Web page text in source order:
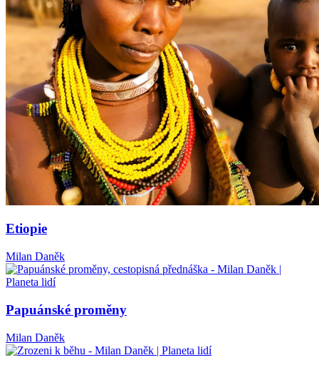
Etiopie
Milan Daněk
Papuánské proměny
Milan Daněk